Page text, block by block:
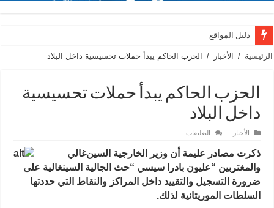
دليل المواقع
الرئيسية / الأخبار / الحزب الحاكم يبدأ حملات تحسيسية داخل البلاد
الحزب الحاكم يبدأ حملات تحسيسية
داخل البلاد
الأخبار التعليقات
الحاكم
يبدأ
حملات
تحسيسية
داخل
البلاد
مغلقة
ذكرت مصادر عليمة أن وزير الخارجية السينغالي
والمغتربين “عليون بادرا سيسي “حث الجالية السينغالية على
ضرورة التسجيل والتقييدداخل المراكز والنقاط التي حددتها
السلطات الموريتانية لذلك.